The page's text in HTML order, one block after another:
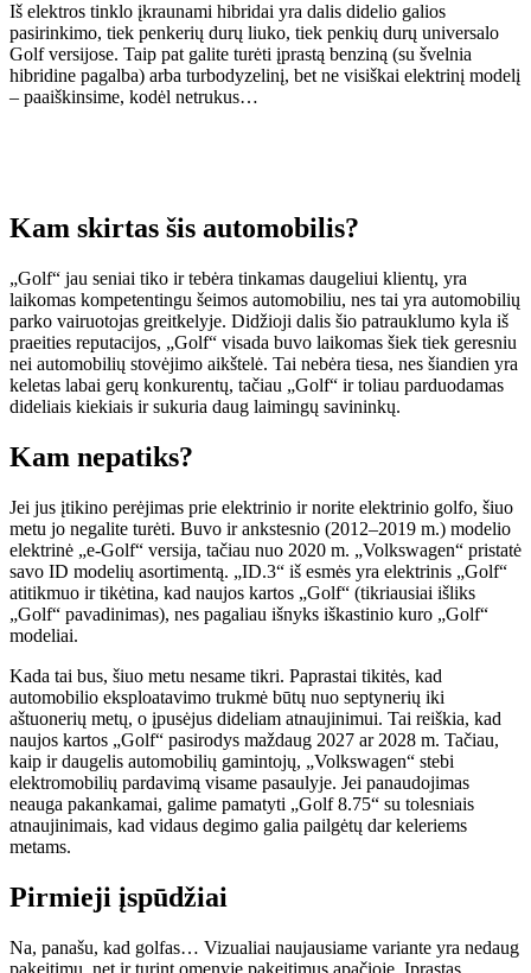
Iš elektros tinklo įkraunami hibridai yra dalis didelio galios
pasirinkimo, tiek penkerių durų liuko, tiek penkių durų universalo
Golf versijose. Taip pat galite turėti įprastą benziną (su švelnia
hibridine pagalba) arba turbodyzelinį, bet ne visiškai elektrinį modelį
– paaiškinsime, kodėl netrukus…
Kam skirtas šis automobilis?
„Golf“ jau seniai tiko ir tebėra tinkamas daugeliui klientų, yra
laikomas kompetentingu šeimos automobiliu, nes tai yra automobilių
parko vairuotojas greitkelyje. Didžioji dalis šio patrauklumo kyla iš
praeities reputacijos, „Golf“ visada buvo laikomas šiek tiek geresniu
nei automobilių stovėjimo aikštelė. Tai nebėra tiesa, nes šiandien yra
keletas labai gerų konkurentų, tačiau „Golf“ ir toliau parduodamas
dideliais kiekiais ir sukuria daug laimingų savininkų.
Kam nepatiks?
Jei jus įtikino perėjimas prie elektrinio ir norite elektrinio golfo, šiuo
metu jo negalite turėti. Buvo ir ankstesnio (2012–2019 m.) modelio
elektrinė „e-Golf“ versija, tačiau nuo 2020 m. „Volkswagen“ pristatė
savo ID modelių asortimentą. „ID.3“ iš esmės yra elektrinis „Golf“
atitikmuo ir tikėtina, kad naujos kartos „Golf“ (tikriausiai išliks
„Golf“ pavadinimas), nes pagaliau išnyks iškastinio kuro „Golf“
modeliai.
Kada tai bus, šiuo metu nesame tikri. Paprastai tikitės, kad
automobilio eksploatavimo trukmė būtų nuo septynerių iki
aštuonerių metų, o įpusėjus dideliam atnaujinimui. Tai reiškia, kad
naujos kartos „Golf“ pasirodys maždaug 2027 ar 2028 m. Tačiau,
kaip ir daugelis automobilių gamintojų, „Volkswagen“ stebi
elektromobilių pardavimą visame pasaulyje. Jei panaudojimas
neauga pakankamai, galime pamatyti „Golf 8.75“ su tolesniais
atnaujinimais, kad vidaus degimo galia pailgėtų dar keleriems
metams.
Pirmieji įspūdžiai
Na, panašu, kad golfas… Vizualiai naujausiame variante yra nedaug
pakeitimų, net ir turint omenyje pakeitimus apačioje. Įprastas